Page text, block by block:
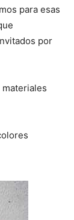
para esas
por